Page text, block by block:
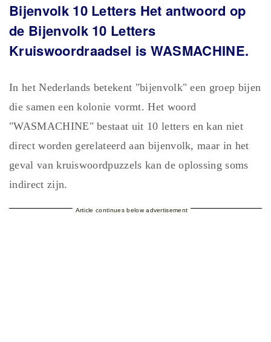
Bijenvolk 10 Letters Het antwoord op
de Bijenvolk 10 Letters
Kruiswoordraadsel is WASMACHINE.
In het Nederlands betekent "bijenvolk" een groep bijen
die samen een kolonie vormt. Het woord
"WASMACHINE" bestaat uit 10 letters en kan niet
direct worden gerelateerd aan bijenvolk, maar in het
geval van kruiswoordpuzzels kan de oplossing soms
indirect zijn.
Article continues below advertisement